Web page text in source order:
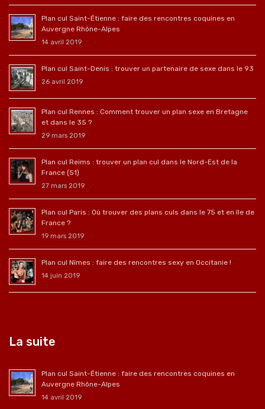
Plan cul Saint-Étienne : faire des rencontres coquines en
Auvergne Rhône-Alpes
14 avril 2019
Plan cul Saint-Denis : trouver un partenaire de sexe dans le 93
26 avril 2019
Plan cul Rennes : Comment trouver un plan sexe en Bretagne
et dans le 35 ?
29 mars 2019
Plan cul Reims : trouver un plan cul dans le Nord-Est de la
France (51)
27 mars 2019
Plan cul Paris : Où trouver des plans culs dans le 75 et en île de
France ?
19 mars 2019
Plan cul Nîmes : faire des rencontres sexy en Occitanie !
14 juin 2019
La suite
Plan cul Saint-Étienne : faire des rencontres coquines en
Auvergne Rhône-Alpes
14 avril 2019